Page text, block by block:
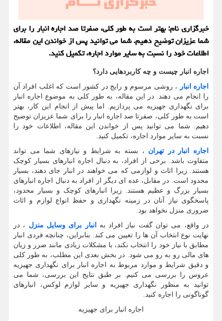
خبرگزاری نام: بهتر است به طور کلی، صفرتا صد اجاره انبار را برای
شما عزیزان توضیح دهیم. شما می توانید پس از خواندن این مقاله،
اطلاعات خود را نسبت به سایر موارد اجاره، تکمیل کنید.
اجاره انبار چیست و چه کاربردهایی دارد؟
اجاره انبار
، روشی مرسوم و رایج در کشور است که اغلب افراد آن
را انجام می دهند. در این مقاله، به طور کلی به موضوع اجاره انبار
برای نگهداری جهیزیه می پردازیم. اما پیش از انجام این کار، بهتر
است به طور کلی، صفرتا صد اجاره انبار را برای شما عزیزان توضیح
دهیم. شما می توانید پس از خواندن این مقاله، اطلاعات خود را
نسبت به سایر موارد اجاره، تکمیل کنید.
اجاره انبار در تهران ، بسته به شرایط و نیازهای شما می تواند
متفاوت باشد. برخی از افراد، به دنبال اجاره انبارهای بسیار کوچک
هستند. زیرا اثاث و لوازمی که می خواهند در انبار جای دهند، بسیار
محدود است. در مقابل، عده ای دیگر از افراد به دنبال اجاره انبارهای
بسیار بزرگ و عظیم هستند. زیرا انبارهای کوچک و بسیار محدود،
پاسخگوی نیاز آنان در زمینه نگهداری و حفظ انواع لوازم و اثاث
ضروری منزل نخواهد بود.
در واقع، می توان گفت نیاز افراد به
انبار برای وسایل منزل ، در
نهایت نوع انتخاب آن ها را تعیین می کند. بنابراین، چنانچه فردی انبار
مطابق با نیاز خود را انتخاب نکند، با مشکلات زیادی مانند ضرر و زیان
های مالی رو به رو می شود. در بخش بعدی این مطلب، به طور کلی
و دقیق شرایط و موارد مربوط به اجاره انبار برای نگهداری جهیزیه
عروس را بررسی می کنیم. بر طبق نتایج این بررسی، شما می
توانید به منظور نگهداری جهیزیه و سایر لوازم لوکس، انبارهای
گوناگونی را اجاره کنید.
اجاره انبار برای جهیزیه